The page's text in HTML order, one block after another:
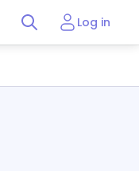
Log in